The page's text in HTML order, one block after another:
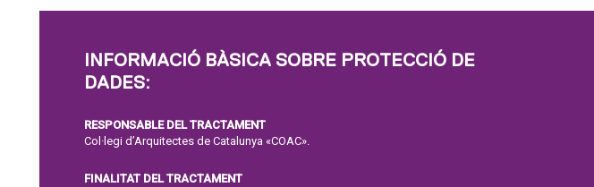
INFORMACIÓ BÀSICA SOBRE PROTECCIÓ DE
DADES:
RESPONSABLE DEL TRACTAMENT
Col·legi d’Arquitectes de Catalunya «COAC».
FINALITAT DEL TRACTAMENT